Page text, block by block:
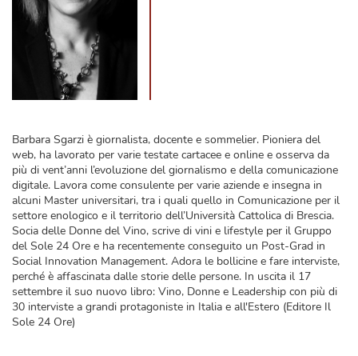
Barbara Sgarzi è giornalista, docente e sommelier. Pioniera del
web, ha lavorato per varie testate cartacee e online e osserva da
più di vent’anni l’evoluzione del giornalismo e della comunicazione
digitale. Lavora come consulente per varie aziende e insegna in
alcuni Master universitari, tra i quali quello in Comunicazione per il
settore enologico e il territorio dell’Università Cattolica di Brescia.
Socia delle Donne del Vino, scrive di vini e lifestyle per il Gruppo
del Sole 24 Ore e ha recentemente conseguito un Post-Grad in
Social Innovation Management. Adora le bollicine e fare interviste,
perché è affascinata dalle storie delle persone. In uscita il 17
settembre il suo nuovo libro: Vino, Donne e Leadership con più di
30 interviste a grandi protagoniste in Italia e all'Estero (Editore Il
Sole 24 Ore)